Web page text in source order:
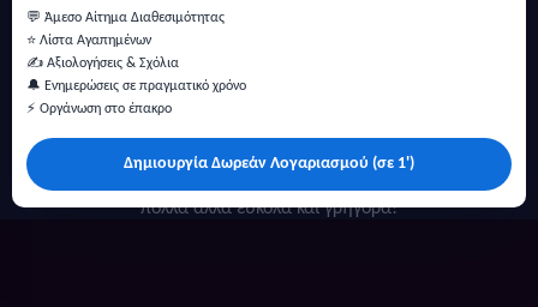
💬 Άμεσο Αίτημα Διαθεσιμότητας
⭐ Λίστα Αγαπημένων
✍️ Αξιολογήσεις & Σχόλια
🔔 Ενημερώσεις σε πραγματικό χρόνο
⚡ Οργάνωση στο έπακρο
Δημιουργία Δωρεάν Λογαριασμού (σε 1')
πολλά άλλα ευκολα και γρήγορα!